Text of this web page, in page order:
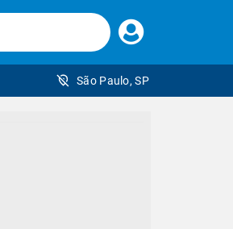
Faça
seu
São Paulo, SP